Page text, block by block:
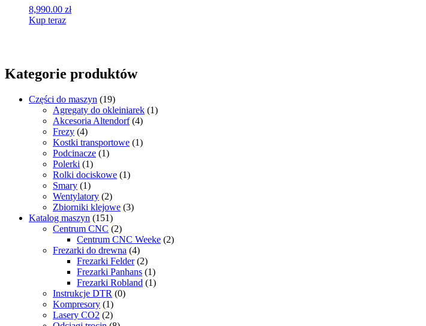
8,990.00 zł
Kup teraz
Kategorie produktów
Części do maszyn (19)
Agregaty do okleiniarek (1)
Akcesoria Altendorf (4)
Frezy (4)
Kostki transportowe (1)
Podcinacze (1)
Polerki (1)
Rolki dociskowe (1)
Smary (1)
Wentylatory (2)
Zbiorniki klejowe (3)
Katalog maszyn (151)
Centrum CNC (2)
Centrum CNC Weeke (2)
Frezarki do drewna (4)
Frezarki Felder (2)
Frezarki Panhans (1)
Frezarki Robland (1)
Instrukcje DTR (0)
Kompresory (1)
Lasery CO2 (2)